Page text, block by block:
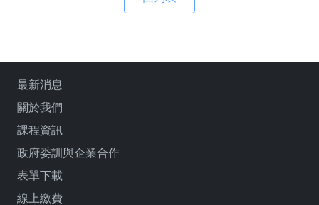
最新消息
關於我們
課程資訊
政府委訓與企業合作
表單下載
線上繳費